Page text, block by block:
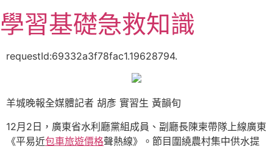
至
主
學習基礎急救知識
requestId:69332a3f78fac1.19628794.
羊城晚報全媒體記者 胡彥 實習生 黃韻旬
12月2日，廣東省水利廳黨組成員、副廳長陳柬帶隊上線廣東
《平易近包車旅遊價格聲熱線》。節目圍繞農村集中供水提